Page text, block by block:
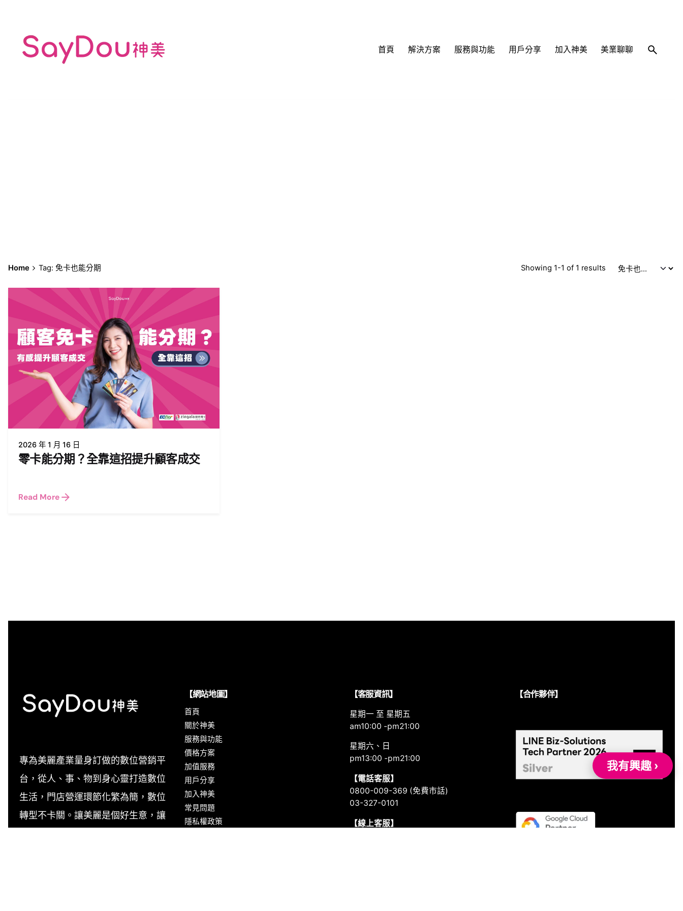
首頁 解決方案 服務與功能 用戶分享 加入神美 美業聊聊
Home Tag: 免卡也能分期 Showing 1-1 of 1 results
2026 年 1 月 16 日
零卡能分期？全靠這招提升顧客成交
Read More
專為美麗產業量身訂做的數位營銷平
台，從人、事、物到身心靈打造數位
生活，門店營運環節化繁為簡，數位
轉型不卡關。讓美麗是個好生意，讓
【網站地圖】
首頁
關於神美
服務與功能
價格方案
加值服務
用戶分享
加入神美
常見問題
隱私權政策
【客服資訊】
星期一 至 星期五
am10:00 -pm21:00
星期六、日
pm13:00 -pm21:00
【電話客服】
0800-009-369 (免費市話)
03-327-0101
【線上客服】
【合作夥伴】
我有興趣 ›